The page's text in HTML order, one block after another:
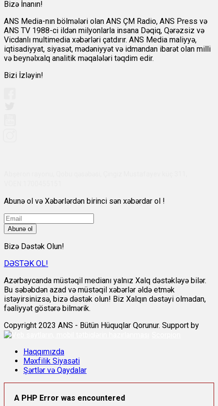
Bizə İnanın!
ANS Media-nın bölmələri olan ANS ÇM Radio, ANS Press və
ANS TV 1988-ci ildən milyonlarla insana Dəqiq, Qərəzsiz və
Vicdanlı multimedia xəbərləri çatdırır. ANS Media maliyyə,
iqtisadiyyat, siyasət, mədəniyyət və idmandan ibarət olan milli
və beynəlxalq analitik məqalələri təqdim edir.
Bizi İzləyin!
Abunə ol və Xəbərlərdən birinci sən xəbərdar ol !
Abunə ol
Bizə Dəstək Olun!
DƏSTƏK OL!
Azərbaycanda müstəqil medianı yalnız Xalq dəstəkləyə bilər.
Bu səbəbdən azad və müstəqil xəbərlər əldə etmək
istəyirsinizsə, bizə dəstək olun! Biz Xalqın dəstəyi olmadan,
fəaliyyət göstərə bilmərik.
Copyright 2023 ANS - Bütün Hüquqlar Qorunur. Support by
Haqqımızda
Məxfilik Siyasəti
Şərtlər və Qaydalar
A PHP Error was encountered